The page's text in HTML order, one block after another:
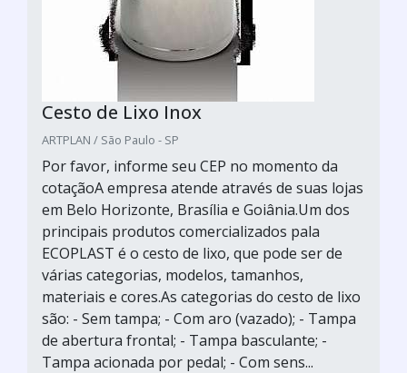
Cesto de Lixo Inox
ARTPLAN / São Paulo - SP
Por favor, informe seu CEP no momento da
cotaçãoA empresa atende através de suas lojas
em Belo Horizonte, Brasília e Goiânia.Um dos
principais produtos comercializados pala
ECOPLAST é o cesto de lixo, que pode ser de
várias categorias, modelos, tamanhos,
materiais e cores.As categorias do cesto de lixo
são: - Sem tampa; - Com aro (vazado); - Tampa
de abertura frontal; - Tampa basculante; -
Tampa acionada por pedal; - Com sens...